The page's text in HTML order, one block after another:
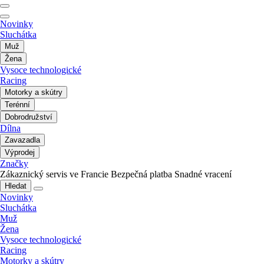
Novinky
Sluchátka
Muž
Žena
Vysoce technologické
Racing
Motorky a skútry
Terénní
Dobrodružství
Dílna
Zavazadla
Výprodej
Značky
Zákaznický servis ve Francie Bezpečná platba Snadné vracení
Hledat
Novinky
Sluchátka
Muž
Žena
Vysoce technologické
Racing
Motorky a skútry